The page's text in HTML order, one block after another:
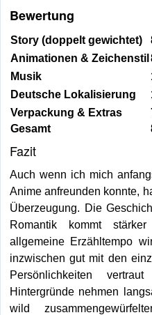
Bewertung
Story (doppelt gewichtet)
Animationen & Zeichenstil
Musik
Deutsche Lokalisierung
Verpackung & Extras
Gesamt
Fazit
Auch wenn ich mich
Anime anfreunden konnte,
Überzeugung. Die
Romantik kommt
allgemeine Erzähltempo
inzwischen gut mit den
Persönlichkeiten
Hintergründe nehmen
wild